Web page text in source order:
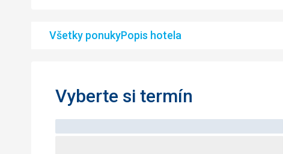
Všetky ponukyPopis hotela
Vyberte si termín